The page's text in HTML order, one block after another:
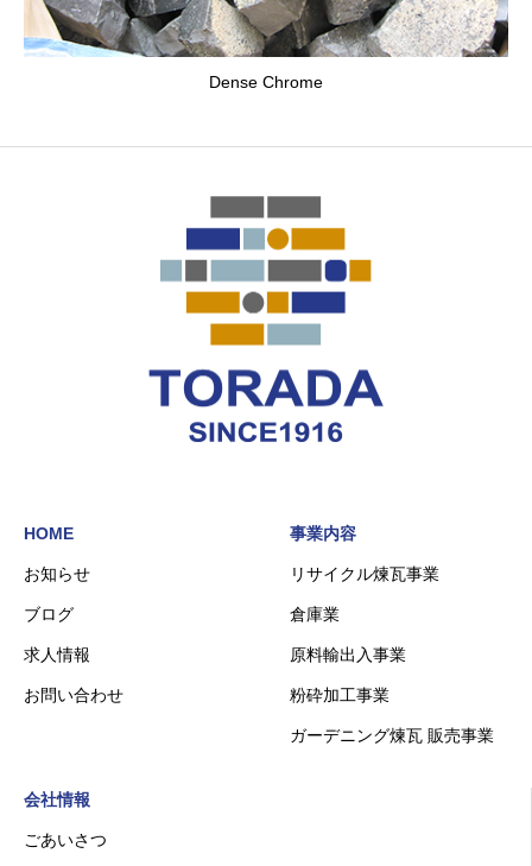
Dense Chrome
HOME
お知らせ
ブログ
求人情報
お問い合わせ
事業内容
リサイクル煉瓦事業
倉庫業
原料輸出入事業
粉砕加工事業
ガーデニング煉瓦 販売事業
会社情報
ごあいさつ